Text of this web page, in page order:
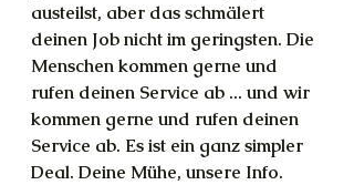
austeilst, aber das schmälert
deinen Job nicht im geringsten. Die
Menschen kommen gerne und
rufen deinen Service ab ... und wir
kommen gerne und rufen deinen
Service ab. Es ist ein ganz simpler
Deal. Deine Mühe, unsere Info.